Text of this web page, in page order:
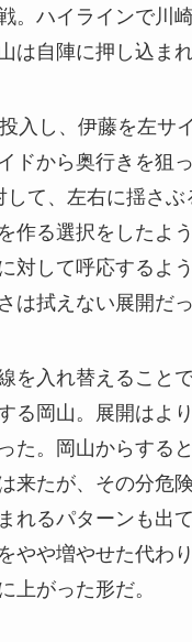
。ハイラインで川
は自陣に押し込まれ
入し、伊藤を左サ
ドから奥行きを狙
して、左右に揺さぶ
作る選択をしたよ
対して呼応するよ
は拭えない展開だっ
を入れ替えること
る岡山。展開はよ
た。岡山からする
来たが、その分危
れるパターンも出
やや増やせた代わ
上がった形だ。